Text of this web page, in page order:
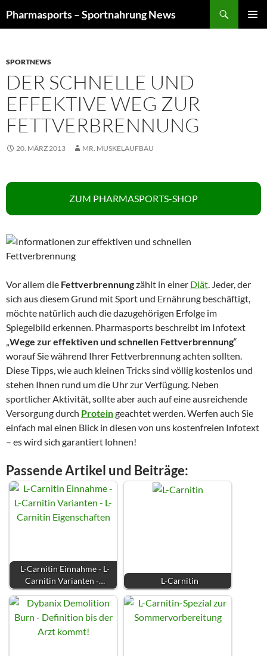
Inhalt
Pharmasports – Sportnahrung News
SPORTNEWS
DER SCHNELLE UND
EFFEKTIVE WEG ZUR
FETTVERBRENNUNG
20. MÄRZ 2013 MR. MUSKELAUFBAU
ZUM PHARMASPORTS-SHOP
Vor allem die Fettverbrennungzählt in einer Diät. Jeder, der
sich aus diesem Grund mit Sport und Ernährung beschäftigt,
möchte natürlich auch die dazugehörigen Erfolge im
Spiegelbild erkennen. Pharmasports beschreibt im Infotext
„Wege zur effektiven und schnellen Fettverbrennung“
worauf Sie während Ihrer Fettverbrennung achten sollten.
Diese Tipps, wie auch kleinen Tricks sind völlig kostenlos und
stehen Ihnen rund um die Uhr zur Verfügung. Neben
sportlicher Aktivität, sollte aber auch auf eine ausreichende
Versorgung durch Proteingeachtet werden. Werfen auch Sie
einfach mal einen Blick in diesen von uns kostenfreien Infotext
– es wird sich garantiert lohnen!
Passende Artikel und Beiträge:
L-Carnitin Einnahme - L-
Carnitin Varianten -…
L-Carnitin